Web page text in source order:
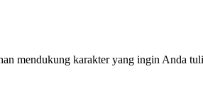
mendukung karakter yang ingin Anda